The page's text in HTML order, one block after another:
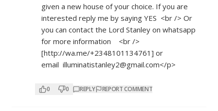
given a new house of your choice. If you are
interested reply me by saying YES <br /> Or
you can contact the Lord Stanley on whatsapp
for more information <br />
[http://wa.me/+2348101134761] or
email illuminatistanley2@gmail.com</p>
0 0 REPLY REPORT COMMENT